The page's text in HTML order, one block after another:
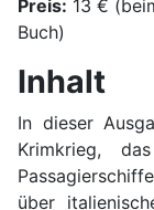
Preis: 13 €
Buch)
Inhalt
In dieser
Krimkrieg,
Passagierschiffe
über